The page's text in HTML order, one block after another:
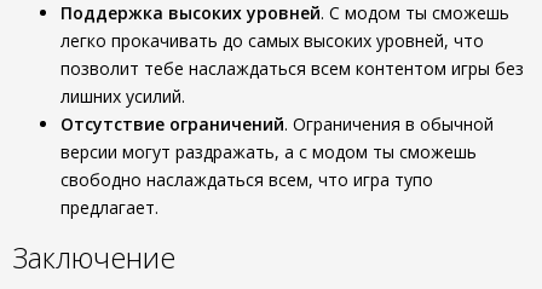
Поддержка высоких уровней. С модом ты сможешь
легко прокачивать до самых высоких уровней, что
позволит тебе наслаждаться всем контентом игры без
лишних усилий.
Отсутствие ограничений. Ограничения в обычной
версии могут раздражать, а с модом ты сможешь
свободно наслаждаться всем, что игра тупо
предлагает.
Заключение